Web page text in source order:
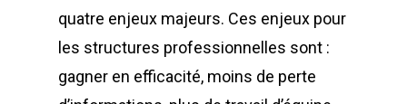
quatre enjeux majeurs. Ces enjeux pour
les structures professionnelles sont :
gagner en efficacité, moins de perte